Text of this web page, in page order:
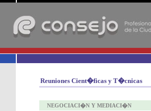
Reuniones Cient�ficas y T�cnicas
NEGOCIACI�N Y MEDIACI�N